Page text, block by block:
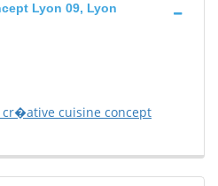
Lyon 09, Lyon
cr�ative cuisine concept